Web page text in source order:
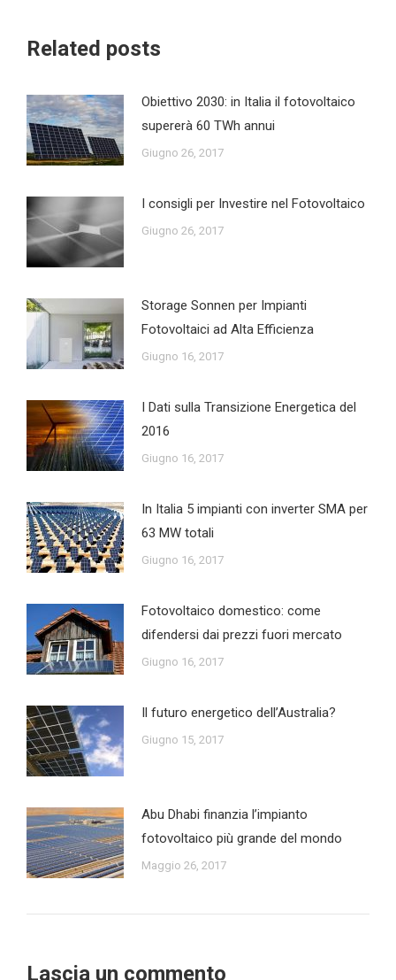
Related posts
Obiettivo 2030: in Italia il fotovoltaico
supererà 60 TWh annui
Giugno 26, 2017
I consigli per Investire nel Fotovoltaico
Giugno 26, 2017
Storage Sonnen per Impianti
Fotovoltaici ad Alta Efficienza
Giugno 16, 2017
I Dati sulla Transizione Energetica del
2016
Giugno 16, 2017
In Italia 5 impianti con inverter SMA per
63 MW totali
Giugno 16, 2017
Fotovoltaico domestico: come
difendersi dai prezzi fuori mercato
Giugno 16, 2017
Il futuro energetico dell’Australia?
Giugno 15, 2017
Abu Dhabi finanzia l’impianto
fotovoltaico più grande del mondo
Maggio 26, 2017
Lascia un commento